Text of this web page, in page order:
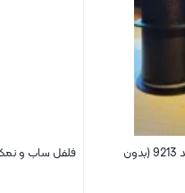
نمکدان و فلفل پاش فلزی کد 9213 (بدون
فلفل ساب و نمک